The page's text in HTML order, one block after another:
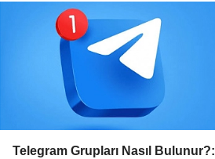
Telegram Grupları Nasıl Bulunur?: